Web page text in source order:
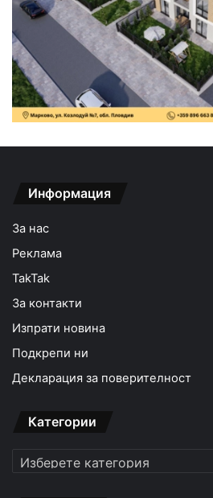
Информация
За нас
Реклама
TakTak
За контакти
Изпрати новина
Подкрепи ни
Декларация за поверителност
Категории
Категории